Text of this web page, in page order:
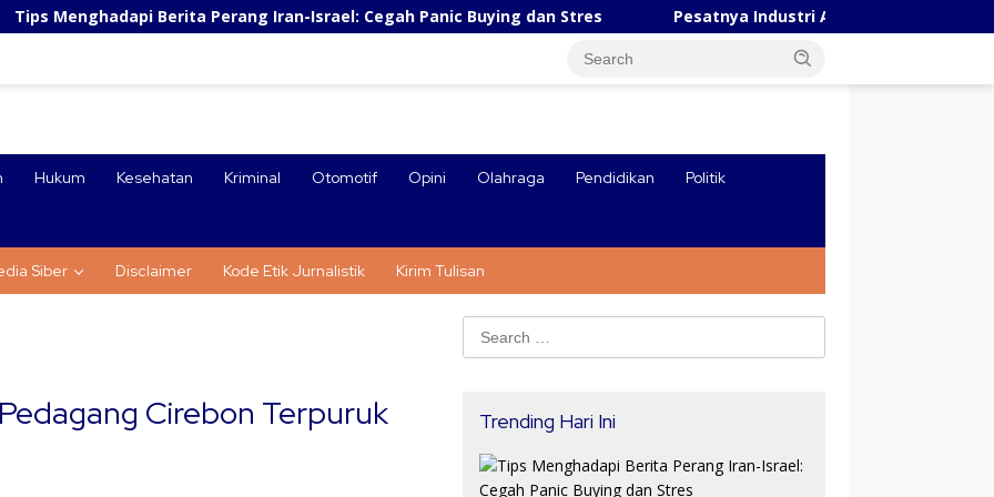
Berita Perang Iran-Israel: Cegah Panic Buying dan Stres Pesatnya Industri AI Tiongkok, Robot Ungguli Manusia
Hukum Kesehatan Kriminal Otomotif Opini Olahraga Pendidikan Politik
Siber Disclaimer Kode Etik Jurnalistik Kirim Tulisan
Cirebon Terpuruk
Search
for:
Trending Hari Ini